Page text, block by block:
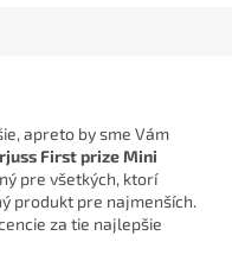
apreto by sme Vám
First prize Mini
pre všetkých, ktorí
produkt pre najmenších.
za tie najlepšie